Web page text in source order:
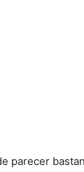
parecer